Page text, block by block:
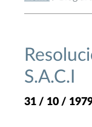
S.A.C.I
31 / 10 /